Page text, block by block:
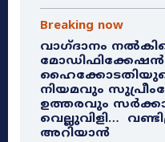
Breaking now
വാഗ്ദാനം
ഹൈക്കോടതിയുടെ
നിയമവും
ഉത്തരവും
വെല്ലുവിളി…
അറിയാൻ